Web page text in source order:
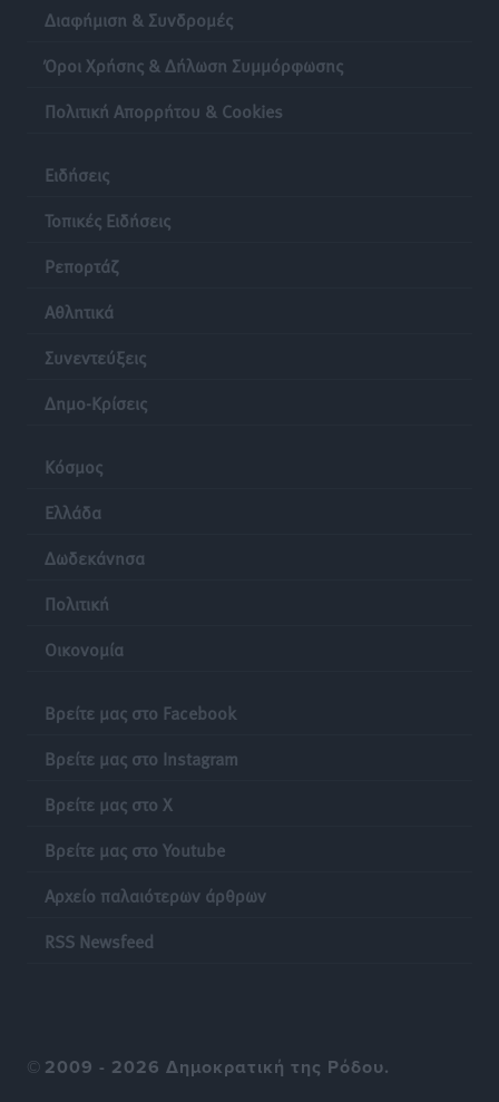
Διαφήμιση & Συνδρομές
Όροι Χρήσης & Δήλωση Συμμόρφωσης
Πολιτική Απορρήτου & Cookies
Ειδήσεις
Τοπικές Ειδήσεις
Ρεπορτάζ
Αθλητικά
Συνεντεύξεις
Δημο-Κρίσεις
Κόσμος
Ελλάδα
Δωδεκάνησα
Πολιτική
Οικονομία
Βρείτε μας στο Facebook
Βρείτε μας στο Instagram
Βρείτε μας στο X
Βρείτε μας στο Youtube
Αρχείο παλαιότερων άρθρων
RSS Newsfeed
© 2009 - 2026 Δημοκρατική της Ρόδου.